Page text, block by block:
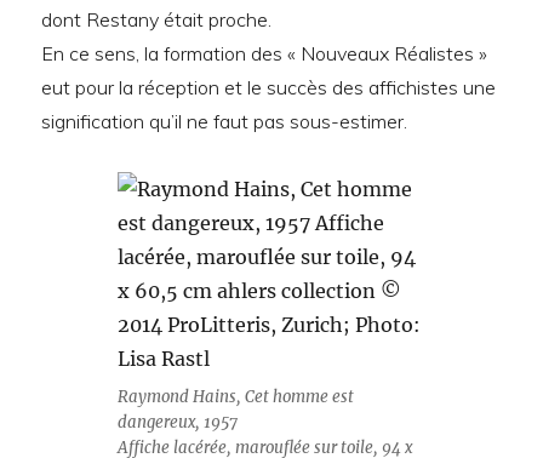
dont Restany était proche.
En ce sens, la formation des « Nouveaux Réalistes »
eut pour la réception et le succès des affichistes une
signification qu’il ne faut pas sous-estimer.
Raymond Hains, Cet homme est
dangereux, 1957
Affiche lacérée, marouflée sur toile, 94 x